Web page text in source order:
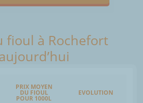
fioul à Rochefort
PRIX MOYEN
DU FIOUL
POUR 1000L
EVOLUTION